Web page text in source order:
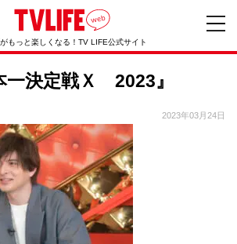
もっと楽しくなる！TV LIFE公式サイト
一決定戦Ｘ 2023』
2023年03月24日